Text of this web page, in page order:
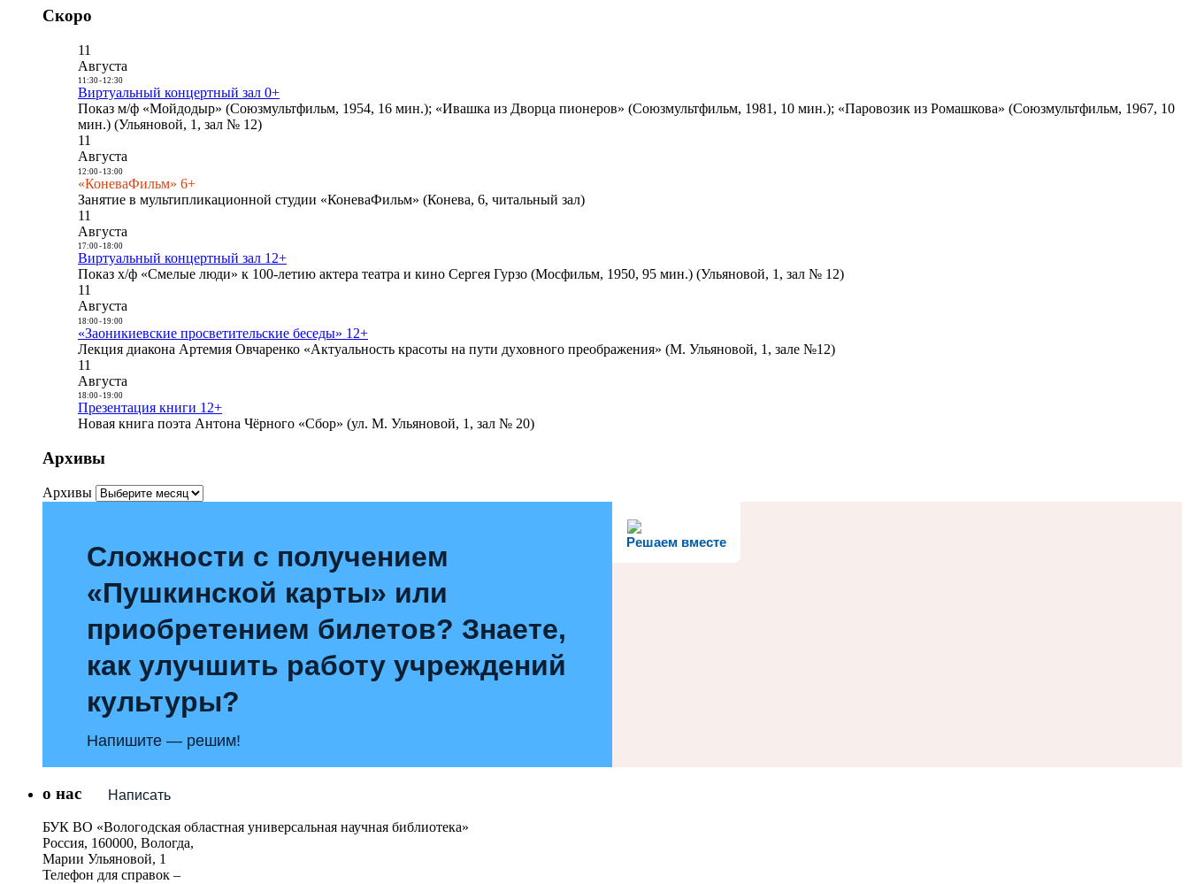
Скоро
11
Августа
11:30- 12:30
Виртуальный концертный зал 0+
Показ м/ф «Мойдодыр» (Союзмультфильм, 1954, 16 мин.); «Ивашка из Дворца пионеров» (Союзмультфильм, 1981, 10 мин.); «Паровозик из Ромашкова» (Союзмультфильм, 1967, 10
мин.) (Ульяновой, 1, зал № 12)
11
Августа
12:00- 13:00
«КоневаФильм» 6+
Занятие в мультипликационной студии «КоневаФильм» (Конева, 6, читальный зал)
11
Августа
17:00- 18:00
Виртуальный концертный зал 12+
Показ х/ф «Смелые люди» к 100-летию актера театра и кино Сергея Гурзо (Мосфильм, 1950, 95 мин.) (Ульяновой, 1, зал № 12)
11
Августа
18:00- 19:00
«Заоникиевские просветительские беседы» 12+
Лекция диакона Артемия Овчаренко «Актуальность красоты на пути духовного преображения» (М. Ульяновой, 1, зале №12)
11
Августа
18:00- 19:00
Презентация книги 12+
Новая книга поэта Антона Чёрного «Сбор» (ул. М. Ульяновой, 1, зал № 20)
Архивы
Архивы
Решаем вместе
Сложности с получением
«Пушкинской карты» или
приобретением билетов? Знаете,
как улучшить работу учреждений
культуры?
Напишите — решим!
Написать
о нас
БУК ВО «Вологодская областная универсальная научная библиотека»
Россия, 160000, Вологда,
Марии Ульяновой, 1
Телефон для справок –